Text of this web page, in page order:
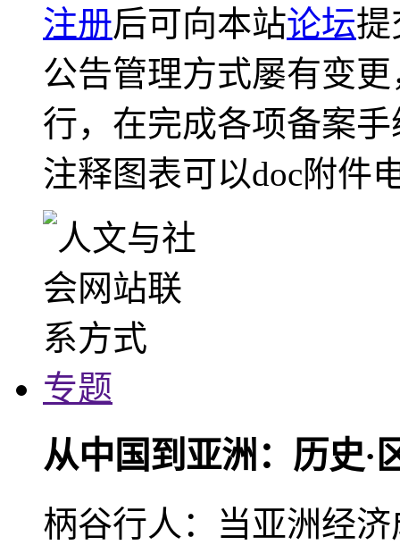
注册后可向本站论坛提
公告管理方式屡有变
行，在完成各项备案
注释图表可以doc附件
专题
从中国到亚洲：历史·
柄谷行人：当亚洲经